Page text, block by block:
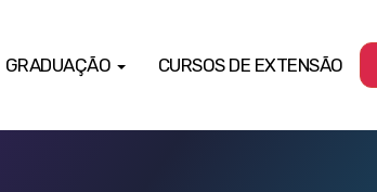
GRADUAÇÃO CURSOS DE EXTENSÃO